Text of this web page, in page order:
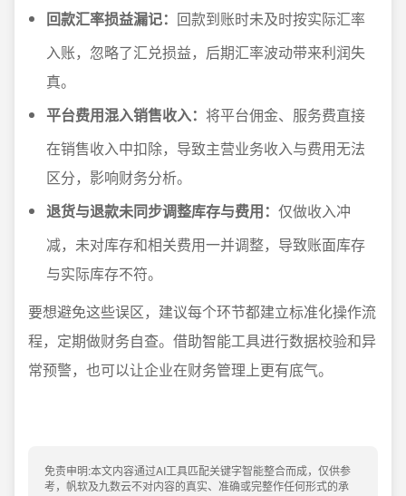
回款汇率损益漏记： 回款到账时未及时按实际汇率
入账，忽略了汇兑损益，后期汇率波动带来利润失
真。
平台费用混入销售收入： 将平台佣金、服务费直接
在销售收入中扣除，导致主营业务收入与费用无法
区分，影响财务分析。
退货与退款未同步调整库存与费用： 仅做收入冲
减，未对库存和相关费用一并调整，导致账面库存
与实际库存不符。
要想避免这些误区，建议每个环节都建立标准化操作流
程，定期做财务自查。借助智能工具进行数据校验和异
常预警，也可以让企业在财务管理上更有底气。
免责申明:本文内容通过AI工具匹配关键字智能整合而成，仅供参
考，帆软及九数云不对内容的真实、准确或完整作任何形式的承